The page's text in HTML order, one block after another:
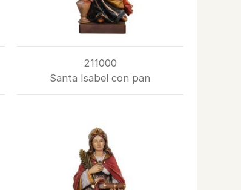
211000
Santa Isabel con pan